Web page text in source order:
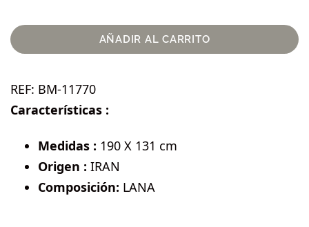
AÑADIR AL CARRITO
REF: BM-11770
Características :
Medidas : 190 X 131 cm
Origen : IRAN
Composición: LANA